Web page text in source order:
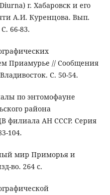
г. Хабаровск и его
А.И. Куренцова. Вып.
66-83.
Приамурье // Сообщения
С. 50-54.
по энтомофауне
района
филиала АН СССР. Серия
104.
мир Приморья и
во. 264 с.